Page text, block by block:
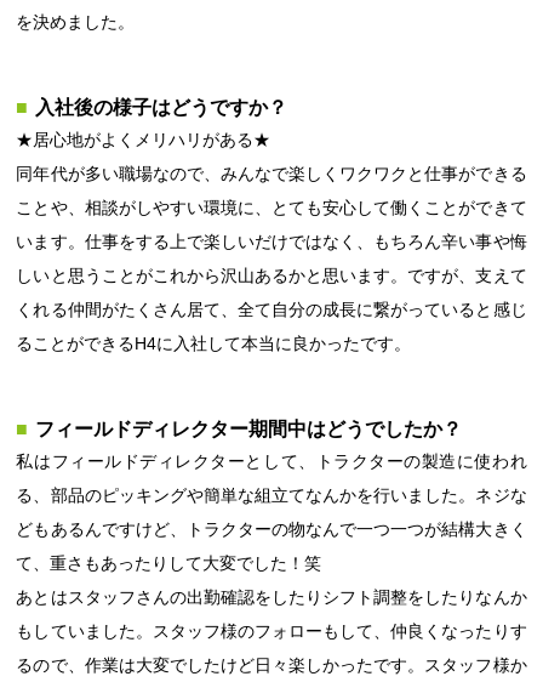
を決めました。
入社後の様子はどうですか？
★居心地がよくメリハリがある★
同年代が多い職場なので、みんなで楽しくワクワクと仕事ができる
ことや、相談がしやすい環境に、とても安心して働くことができて
います。仕事をする上で楽しいだけではなく、もちろん辛い事や悔
しいと思うことがこれから沢山あるかと思います。ですが、支えて
くれる仲間がたくさん居て、全て自分の成長に繋がっていると感じ
ることができるH4に入社して本当に良かったです。
フィールドディレクター期間中はどうでしたか？
私はフィールドディレクターとして、トラクターの製造に使われ
る、部品のピッキングや簡単な組立てなんかを行いました。ネジな
どもあるんですけど、トラクターの物なんで一つ一つが結構大きく
て、重さもあったりして大変でした！笑
あとはスタッフさんの出勤確認をしたりシフト調整をしたりなんか
もしていました。スタッフ様のフォローもして、仲良くなったりす
るので、作業は大変でしたけど日々楽しかったです。スタッフ様か